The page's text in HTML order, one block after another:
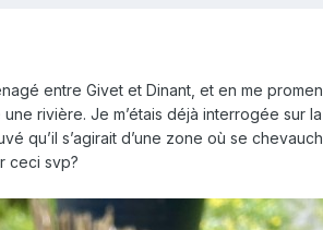
entre Givet et Dinant, et en me
rivière. Je m’étais déjà interrogée
qu’il s’agirait d’une zone où se
ceci svp?